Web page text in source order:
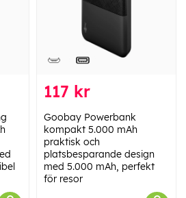
117 kr
Goobay Powerbank
kompakt 5.000 mAh
praktisk och
platsbesparande design
med 5.000 mAh, perfekt
för resor